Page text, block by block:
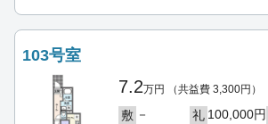
103号室
7.2万円 （共益費 3,300円）
敷 － 礼 100,000円